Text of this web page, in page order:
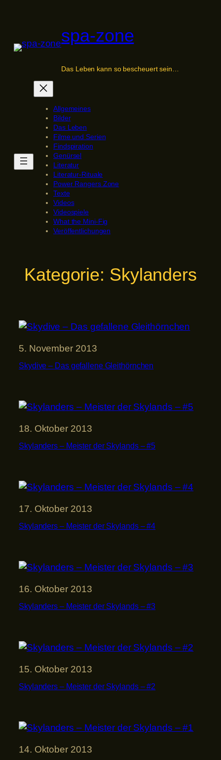
spa-zone
Das Leben kann so bescheuert sein…
Allgemeines
Bilder
Das Leben
Filme und Serien
Findspiration
Genürsel
Literatur
Literatur-Rituale
Power Rangers Zone
Texte
Videos
Videospiele
What the Mini-Fig
Veröffentlichungen
Kategorie: Skylanders
5. November 2013
Skydive – Das gefallene Gleithörnchen
18. Oktober 2013
Skylanders – Meister der Skylands – #5
17. Oktober 2013
Skylanders – Meister der Skylands – #4
16. Oktober 2013
Skylanders – Meister der Skylands – #3
15. Oktober 2013
Skylanders – Meister der Skylands – #2
14. Oktober 2013